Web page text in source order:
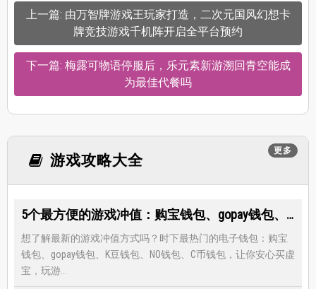
上一篇: 由万智牌游戏王玩家打造，二次元国风幻想卡
牌竞技游戏千机阵开启全平台预约
下一篇: 梅露可物语停服后，乐元素新游溯回青空能成
为最佳代餐吗
更多
游戏攻略大全
5个最方便的游戏冲值：购宝钱包、gopay钱包、K豆钱包、NO钱包、C币钱包
想了解最新的游戏冲值方式吗？时下最热门的电子钱包：购宝
钱包、gopay钱包、K豆钱包、NO钱包、C币钱包，让你安心买虚
宝，玩游...